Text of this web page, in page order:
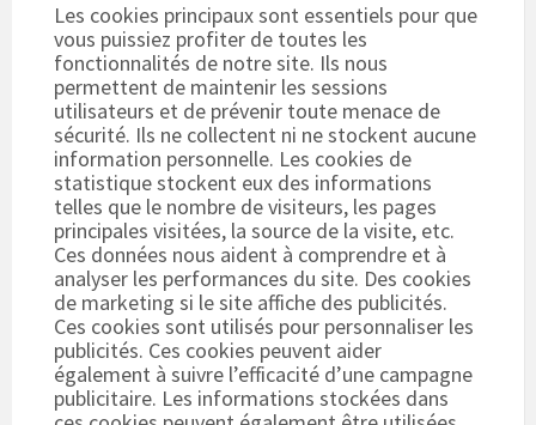
Les cookies principaux sont essentiels pour que
vous puissiez profiter de toutes les
fonctionnalités de notre site. Ils nous
permettent de maintenir les sessions
utilisateurs et de prévenir toute menace de
sécurité. Ils ne collectent ni ne stockent aucune
information personnelle. Les cookies de
statistique stockent eux des informations
telles que le nombre de visiteurs, les pages
principales visitées, la source de la visite, etc.
Ces données nous aident à comprendre et à
analyser les performances du site. Des cookies
de marketing si le site affiche des publicités.
Ces cookies sont utilisés pour personnaliser les
publicités. Ces cookies peuvent aider
également à suivre l’efficacité d’une campagne
publicitaire. Les informations stockées dans